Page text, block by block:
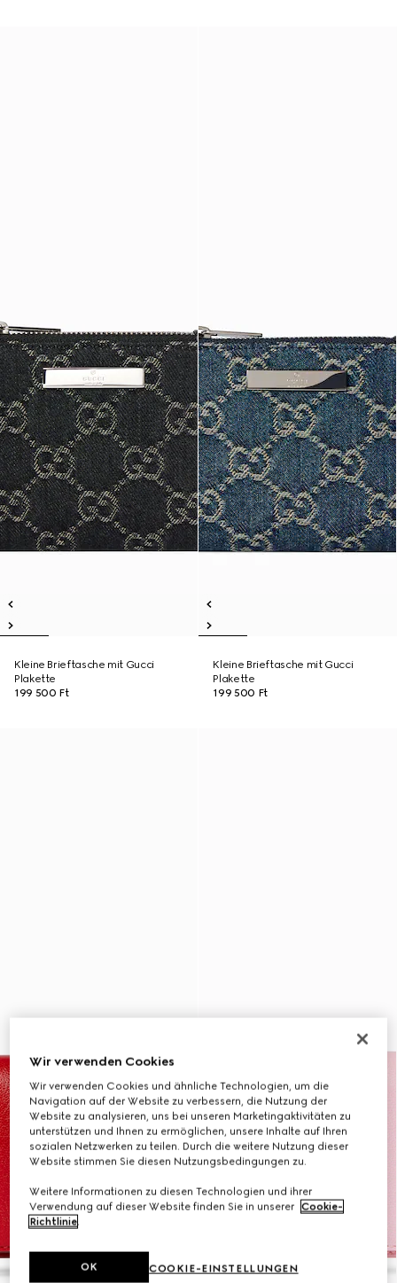
Kleine Brieftasche mit Gucci
Plakette
199 500 Ft
Kleine Brieftasche mit Gucci
Plakette
199 500 Ft
Wir verwenden Cookies
Wir verwenden Cookies und ähnliche Technologien, um die
Navigation auf der Website zu verbessern, die Nutzung der
Website zu analysieren, uns bei unseren Marketingaktivitäten zu
unterstützen und Ihnen zu ermöglichen, unsere Inhalte auf Ihren
sozialen Netzwerken zu teilen. Durch die weitere Nutzung dieser
Website stimmen Sie diesen Nutzungsbedingungen zu.
Weitere Informationen zu diesen Technologien und ihrer
Verwendung auf dieser Website finden Sie in unserer Cookie-
Richtlinie.
COOKIE-EINSTELLUNGEN
OK